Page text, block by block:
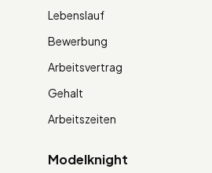
Lebenslauf
Bewerbung
Arbeitsvertrag
Gehalt
Arbeitszeiten
Modelknight